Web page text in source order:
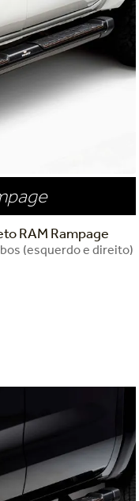
RAM Rampage
(esquerdo e direito)